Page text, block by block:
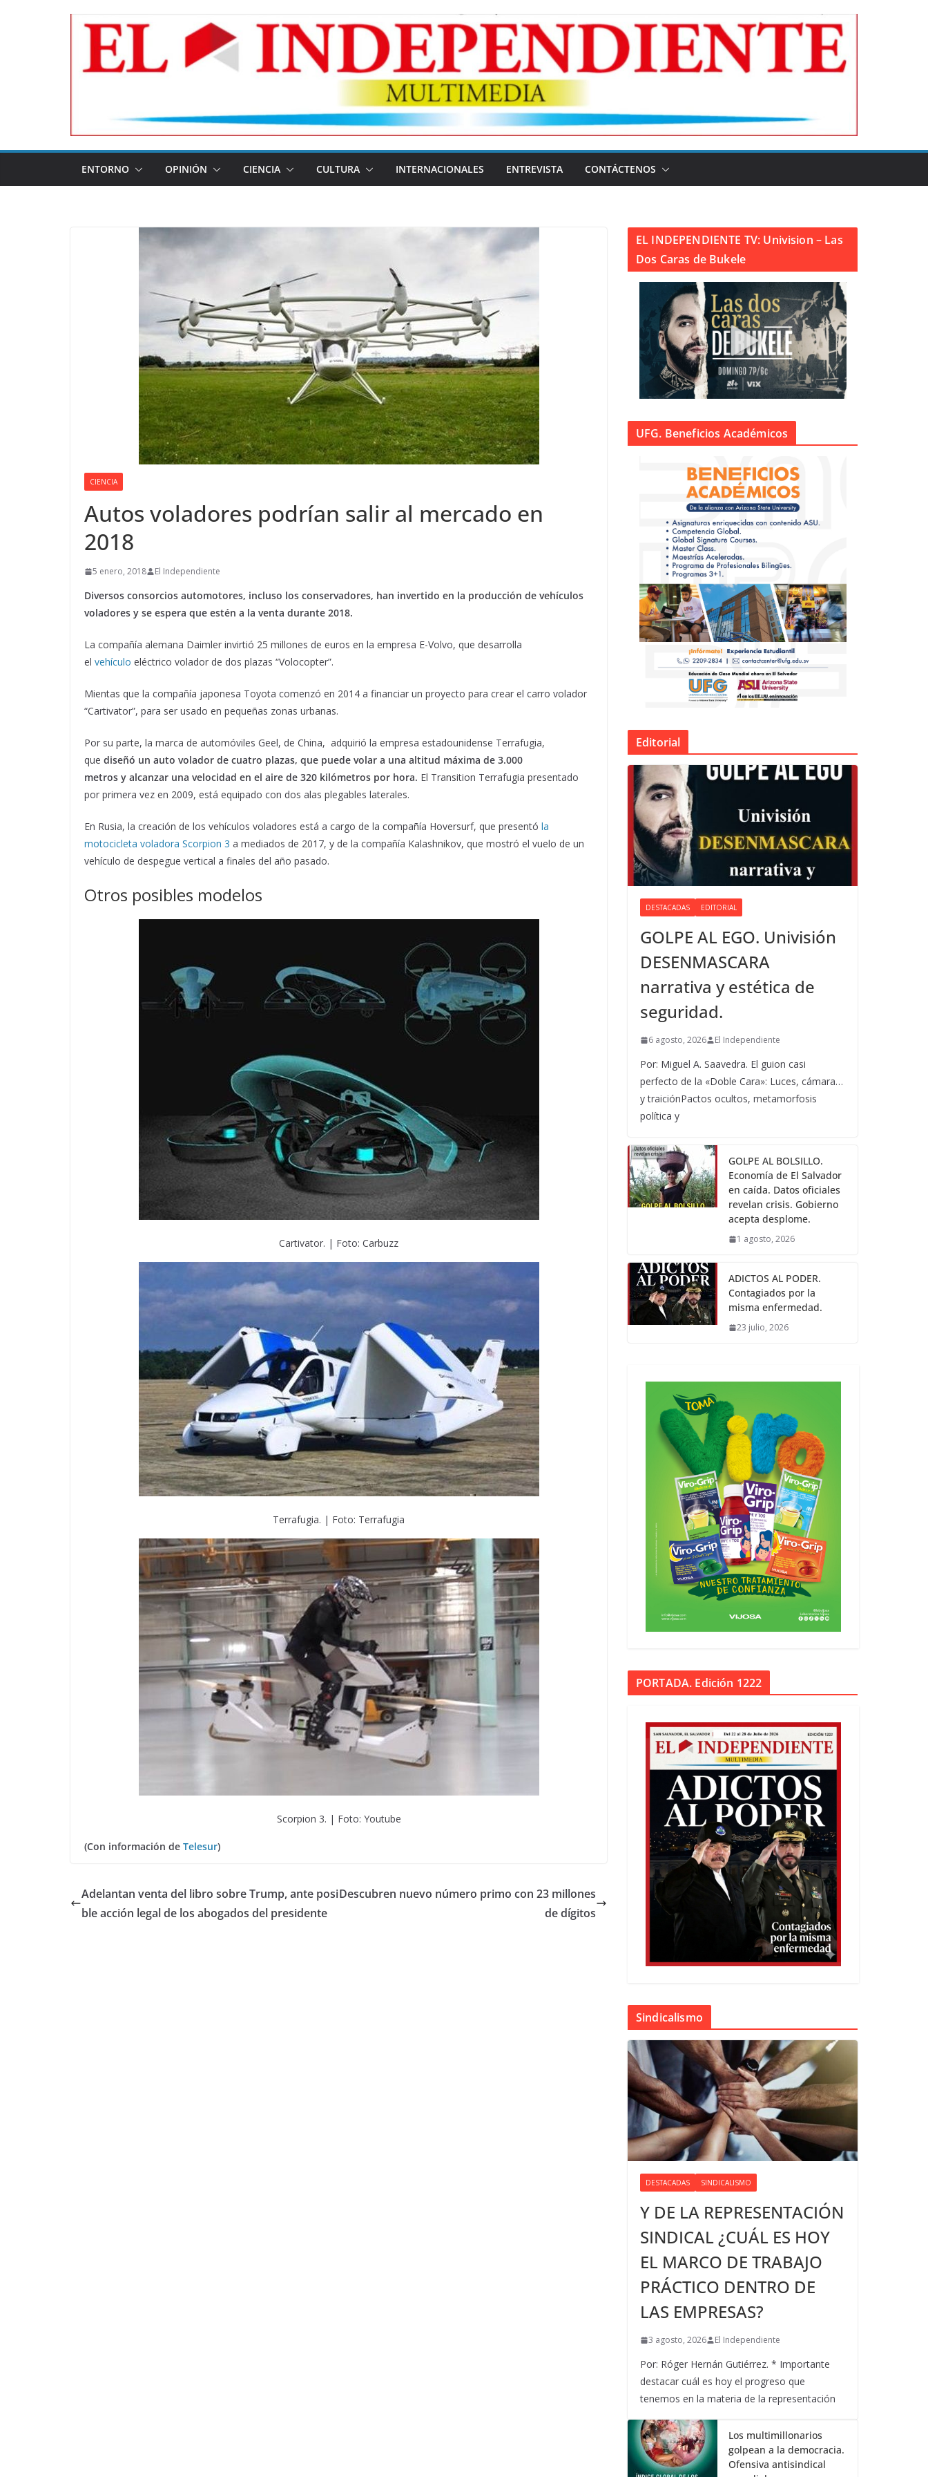
ENTORNO OPINIÓN CIENCIA CULTURA INTERNACIONALES ENTREVISTA CONTÁCTENOS
CIENCIA
Autos voladores podrían salir al mercado en
2018
5 enero, 2018 El Independiente
Diversos consorcios automotores, incluso los conservadores, han invertido en la producción de vehículos
voladores y se espera que estén a la venta durante 2018.
La compañía alemana Daimler invirtió 25 millones de euros en la empresa E-Volvo, que desarrolla
el vehículo eléctrico volador de dos plazas “Volocopter”.
Mientas que la compañía japonesa Toyota comenzó en 2014 a financiar un proyecto para crear el carro volador
“Cartivator”, para ser usado en pequeñas zonas urbanas.
Por su parte, la marca de automóviles Geel, de China, adquirió la empresa estadounidense Terrafugia,
que diseñó un auto volador de cuatro plazas, que puede volar a una altitud máxima de 3.000
metros y alcanzar una velocidad en el aire de 320 kilómetros por hora. El Transition Terrafugia presentado
por primera vez en 2009, está equipado con dos alas plegables laterales.
En Rusia, la creación de los vehículos voladores está a cargo de la compañía Hoversurf, que presentó la
motocicleta voladora Scorpion 3 a mediados de 2017, y de la compañía Kalashnikov, que mostró el vuelo de un
vehículo de despegue vertical a finales del año pasado.
Otros posibles modelos
Cartivator. | Foto: Carbuzz
Terrafugia. | Foto: Terrafugia
Scorpion 3. | Foto: Youtube
(Con información de Telesur)
Adelantan venta del libro sobre Trump, ante posi
ble acción legal de los abogados del presidente
Descubren nuevo número primo con 23 millones
de dígitos
EL INDEPENDIENTE TV: Univision – Las
Dos Caras de Bukele
UFG. Beneficios Académicos
Editorial
DESTACADAS EDITORIAL
GOLPE AL EGO. Univisión
DESENMASCARA
narrativa y estética de
seguridad.
6 agosto, 2026 El Independiente
Por: Miguel A. Saavedra. El guion casi
perfecto de la «Doble Cara»: Luces, cámara…
y traiciónPactos ocultos, metamorfosis
política y
GOLPE AL BOLSILLO.
Economía de El Salvador
en caída. Datos oficiales
revelan crisis. Gobierno
acepta desplome.
1 agosto, 2026
ADICTOS AL PODER.
Contagiados por la
misma enfermedad.
23 julio, 2026
PORTADA. Edición 1222
Sindicalismo
DESTACADAS SINDICALISMO
Y DE LA REPRESENTACIÓN
SINDICAL ¿CUÁL ES HOY
EL MARCO DE TRABAJO
PRÁCTICO DENTRO DE
LAS EMPRESAS?
3 agosto, 2026 El Independiente
Por: Róger Hernán Gutiérrez. * Importante
destacar cuál es hoy el progreso que
tenemos en la materia de la representación
Los multimillonarios
golpean a la democracia.
Ofensiva antisindical